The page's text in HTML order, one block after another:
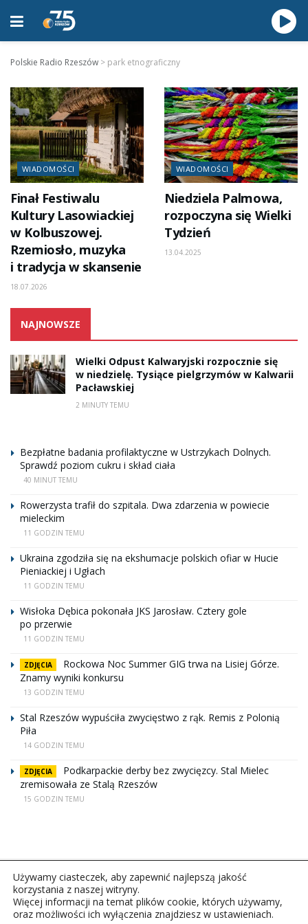
Polskie Radio Rzeszów > park etnograficzny
WIADOMOŚCI
Finał Festiwalu
Kultury Lasowiackiej
w Kolbuszowej.
Rzemiosło, muzyka
i tradycja w skansenie
18.07.2026
WIADOMOŚCI
Niedziela Palmowa,
rozpoczyna się Wielki
Tydzień
13.04.2025
NAJNOWSZE
Wielki Odpust Kalwaryjski rozpocznie się
w niedzielę. Tysiące pielgrzymów w Kalwarii
Pacławskiej
2 MINUTY TEMU
Bezpłatne badania profilaktyczne w Ustrzykach Dolnych.
Sprawdź poziom cukru i skład ciała
40 MINUT TEMU
Rowerzysta trafił do szpitala. Dwa zdarzenia w powiecie
mieleckim
11 GODZIN TEMU
Ukraina zgodziła się na ekshumacje polskich ofiar w Hucie
Pieniackiej i Ugłach
11 GODZIN TEMU
Wisłoka Dębica pokonała JKS Jarosław. Cztery gole
po przerwie
11 GODZIN TEMU
ZDJĘCIA
Rockowa Noc Summer GIG trwa na Lisiej Górze.
Znamy wyniki konkursu
13 GODZIN TEMU
Stal Rzeszów wypuściła zwycięstwo z rąk. Remis z Polonią
Piła
14 GODZIN TEMU
ZDJĘCIA
Podkarpackie derby bez zwycięzcy. Stal Mielec
zremisowała ze Stalą Rzeszów
15 GODZIN TEMU
Używamy ciasteczek, aby zapewnić najlepszą jakość
korzystania z naszej witryny.
Więcej informacji na temat plików cookie, których używamy,
oraz możliwości ich wyłączenia znajdziesz w ustawieniach.